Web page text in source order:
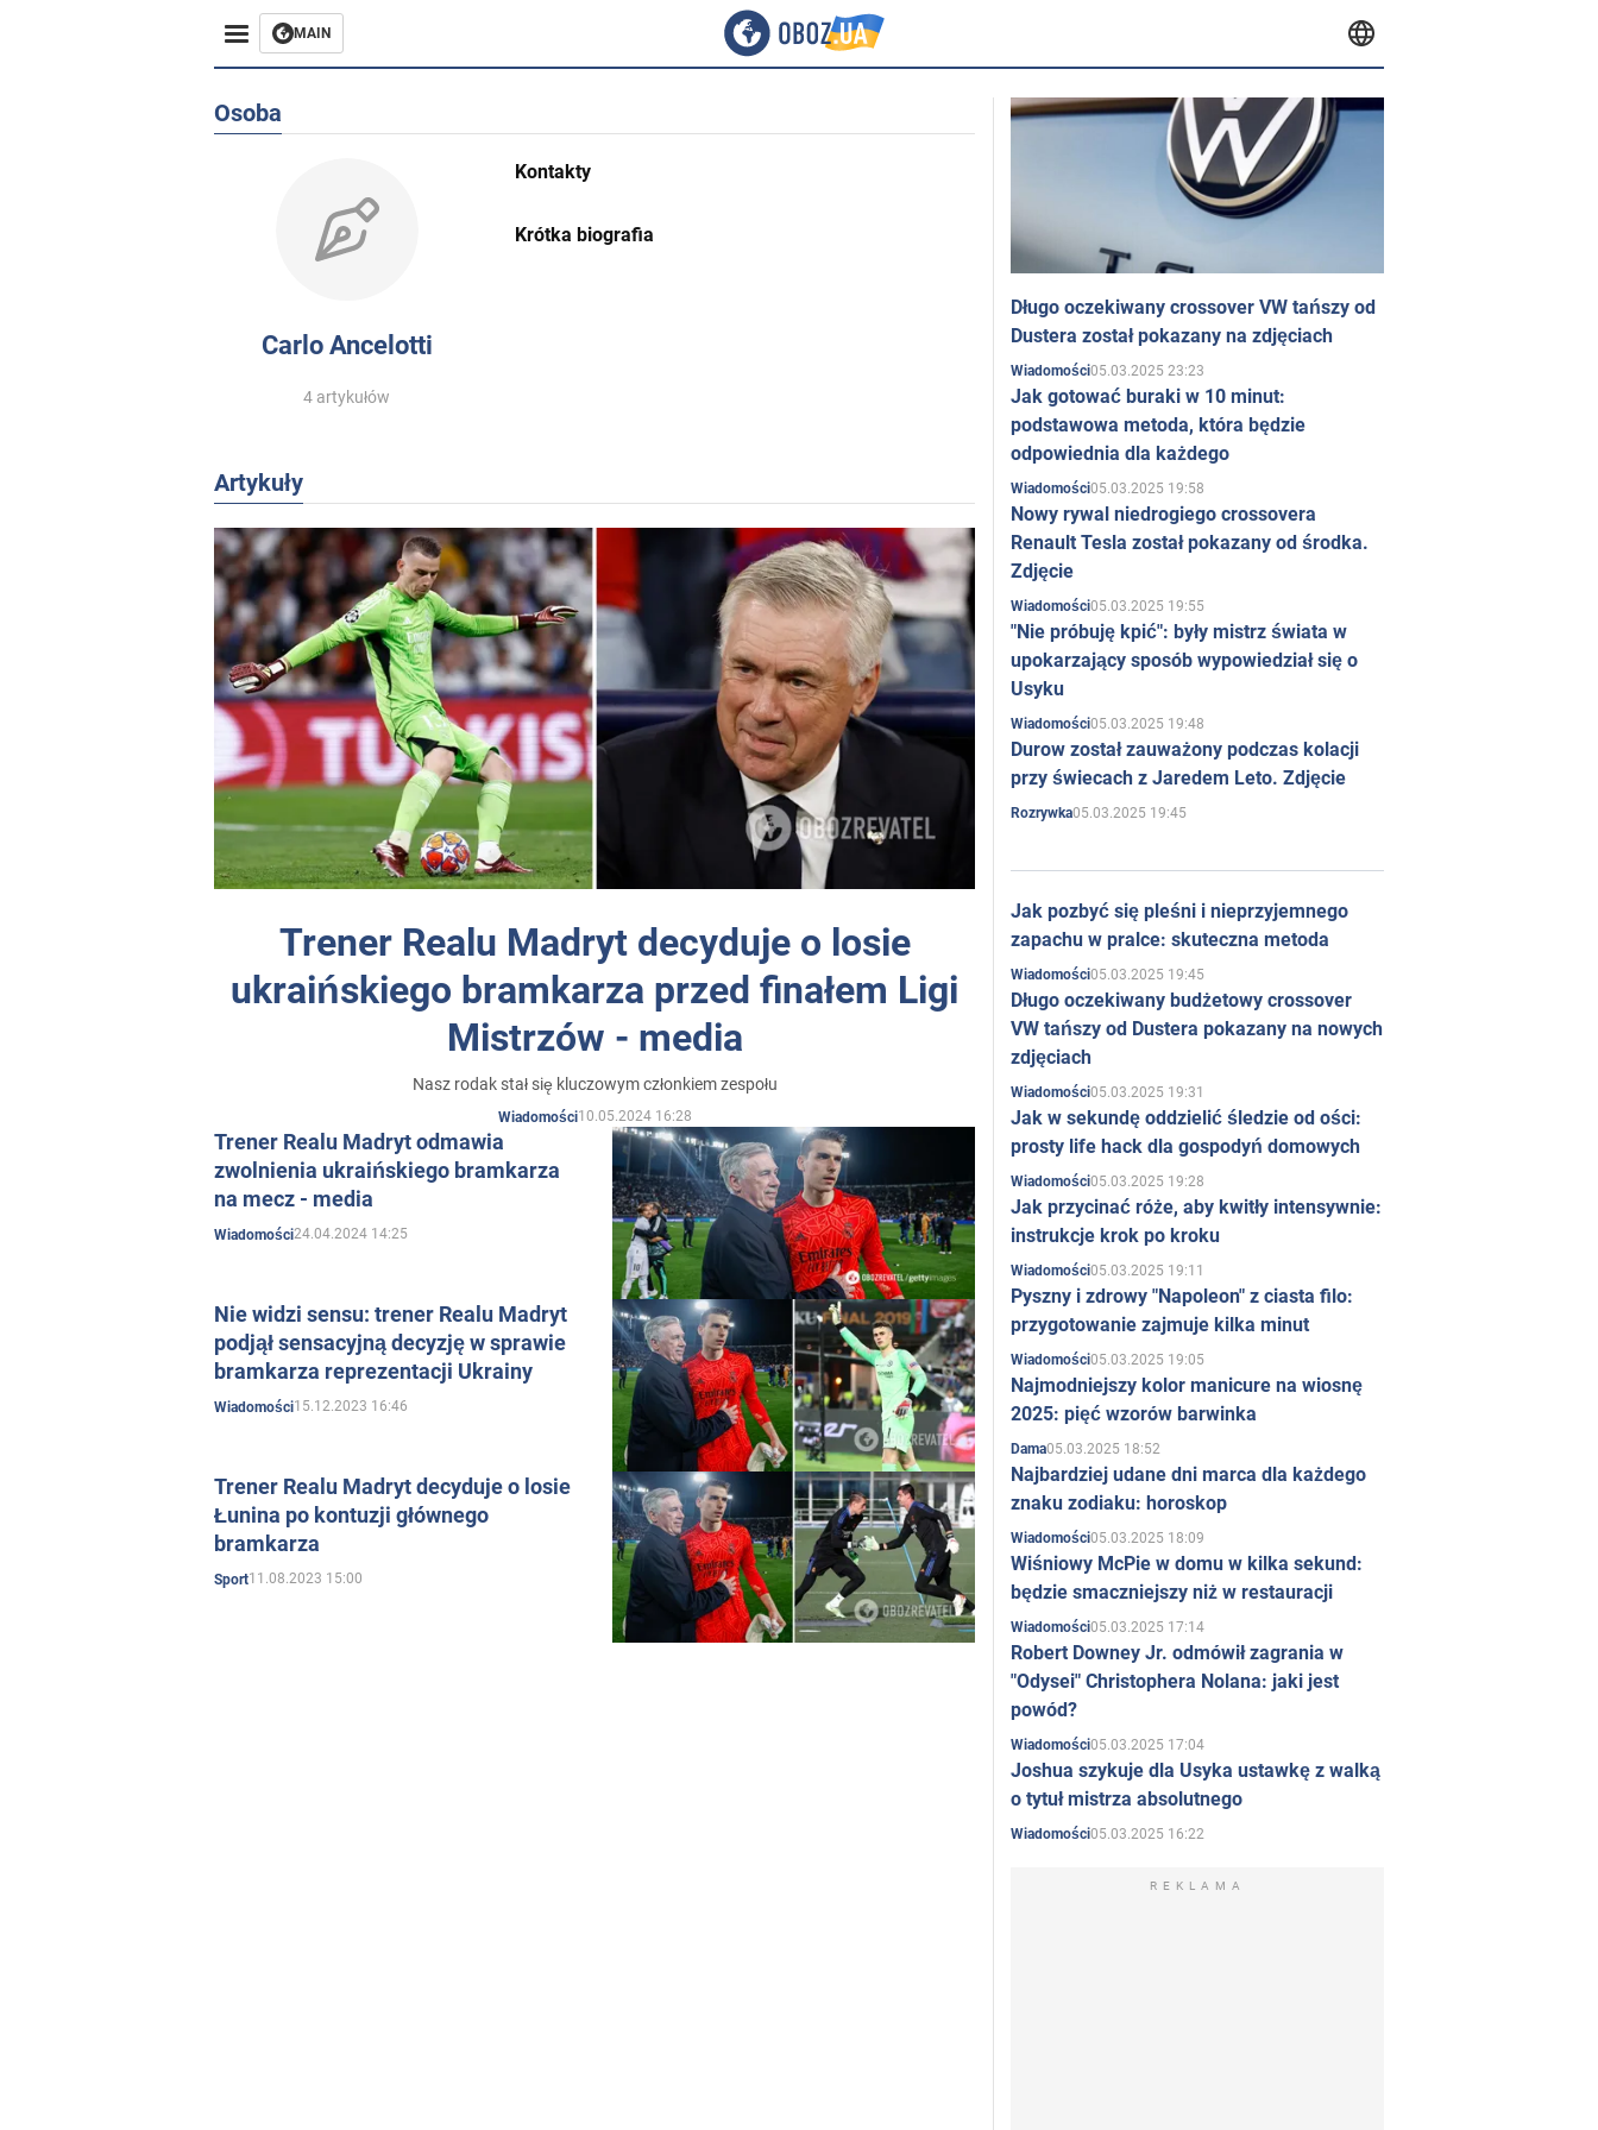
MAIN
Osoba
Carlo Ancelotti
4 artykułów
Kontakty
Krótka biografia
Artykuły
Trener Realu Madryt decyduje o losie
ukraińskiego bramkarza przed finałem Ligi
Mistrzów - media
Nasz rodak stał się kluczowym członkiem zespołu
Wiadomości10.05.2024 16:28
Trener Realu Madryt odmawia
zwolnienia ukraińskiego bramkarza
na mecz - media
Wiadomości24.04.2024 14:25
Nie widzi sensu: trener Realu Madryt
podjął sensacyjną decyzję w sprawie
bramkarza reprezentacji Ukrainy
Wiadomości15.12.2023 16:46
Trener Realu Madryt decyduje o losie
Łunina po kontuzji głównego
bramkarza
Sport11.08.2023 15:00
Długo oczekiwany crossover VW tańszy od
Dustera został pokazany na zdjęciach
Wiadomości05.03.2025 23:23
Jak gotować buraki w 10 minut:
podstawowa metoda, która będzie
odpowiednia dla każdego
Wiadomości05.03.2025 19:58
Nowy rywal niedrogiego crossovera
Renault Tesla został pokazany od środka.
Zdjęcie
Wiadomości05.03.2025 19:55
"Nie próbuję kpić": były mistrz świata w
upokarzający sposób wypowiedział się o
Usyku
Wiadomości05.03.2025 19:48
Durow został zauważony podczas kolacji
przy świecach z Jaredem Leto. Zdjęcie
Rozrywka05.03.2025 19:45
Jak pozbyć się pleśni i nieprzyjemnego
zapachu w pralce: skuteczna metoda
Wiadomości05.03.2025 19:45
Długo oczekiwany budżetowy crossover
VW tańszy od Dustera pokazany na nowych
zdjęciach
Wiadomości05.03.2025 19:31
Jak w sekundę oddzielić śledzie od ości:
prosty life hack dla gospodyń domowych
Wiadomości05.03.2025 19:28
Jak przycinać róże, aby kwitły intensywnie:
instrukcje krok po kroku
Wiadomości05.03.2025 19:11
Pyszny i zdrowy "Napoleon" z ciasta filo:
przygotowanie zajmuje kilka minut
Wiadomości05.03.2025 19:05
Najmodniejszy kolor manicure na wiosnę
2025: pięć wzorów barwinka
Dama05.03.2025 18:52
Najbardziej udane dni marca dla każdego
znaku zodiaku: horoskop
Wiadomości05.03.2025 18:09
Wiśniowy McPie w domu w kilka sekund:
będzie smaczniejszy niż w restauracji
Wiadomości05.03.2025 17:14
Robert Downey Jr. odmówił zagrania w
"Odysei" Christophera Nolana: jaki jest
powód?
Wiadomości05.03.2025 17:04
Joshua szykuje dla Usyka ustawkę z walką
o tytuł mistrza absolutnego
Wiadomości05.03.2025 16:22
REKLAMA